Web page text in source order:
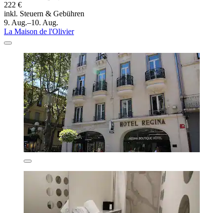
222 €
inkl. Steuern & Gebühren
9. Aug.–10. Aug.
La Maison de l'Olivier